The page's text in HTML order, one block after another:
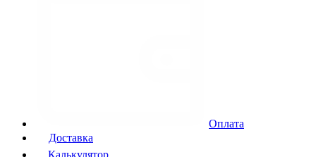
Оплата
Доставка
Калькулятор